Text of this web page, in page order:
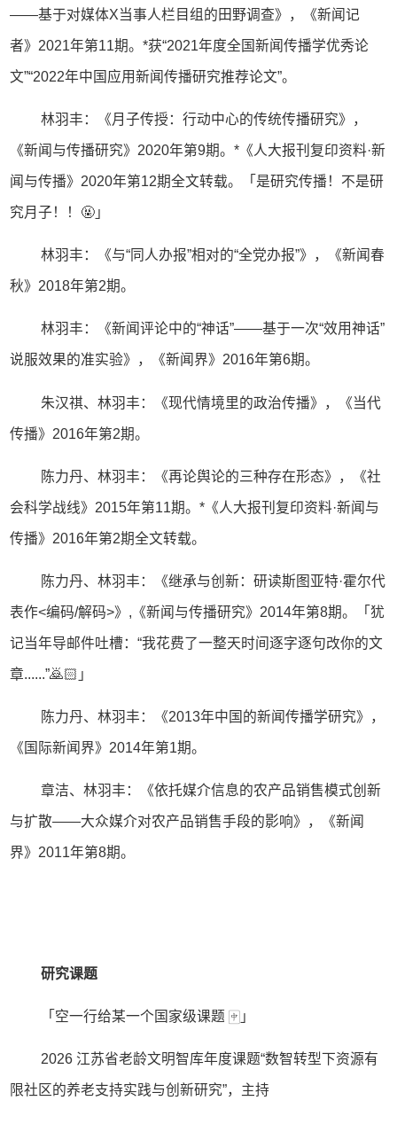
——基于对媒体X当事人栏目组的田野调查》，《新闻记
者》2021年第11期。*获“2021年度全国新闻传播学优秀论
文”“2022年中国应用新闻传播研究推荐论文”。
林羽丰：《月子传授：行动中心的传统传播研究》，
《新闻与传播研究》2020年第9期。*《人大报刊复印资料·新
闻与传播》2020年第12期全文转载。「 是研究传播！不是研
究月子！！🤬」
林羽丰：《与“同人办报”相对的“全党办报”》，《新闻春
秋》2018年第2期。
林羽丰：《新闻评论中的“神话”——基于一次“效用神话”
说服效果的准实验》，《新闻界》2016年第6期。
朱汉祺、林羽丰：《现代情境里的政治传播》，《当代
传播》2016年第2期。
陈力丹、林羽丰：《再论舆论的三种存在形态》，《社
会科学战线》2015年第11期。*《人大报刊复印资料·新闻与
传播》2016年第2期全文转载。
陈力丹、林羽丰：《继承与创新：研读斯图亚特·霍尔代
表作<编码/解码>》,《新闻与传播研究》2014年第8期。「 犹
记当年导邮件吐槽：“我花费了一整天时间逐字逐句改你的文
章......”🙇🏻 」
陈力丹、林羽丰：《2013年中国的新闻传播学研究》，
《国际新闻界》2014年第1期。
章洁、林羽丰：《依托媒介信息的农产品销售模式创新
与扩散——大众媒介对农产品销售手段的影响》，《新闻
界》2011年第8期。
研究课题
「空一行给某一个国家级课题 🀄︎」
2026 江苏省老龄文明智库年度课题“数智转型下资源有
限社区的养老支持实践与创新研究”，主持